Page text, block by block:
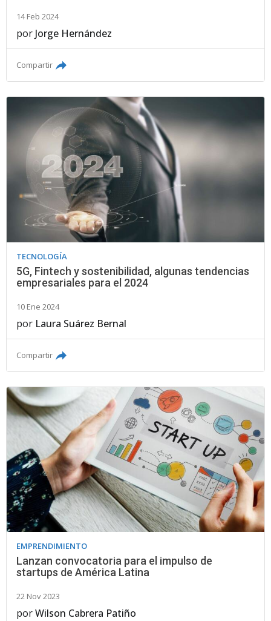
14 Feb 2024
por Jorge Hernández
Compartir
TECNOLOGÍA
5G, Fintech y sostenibilidad, algunas tendencias
empresariales para el 2024
10 Ene 2024
por Laura Suárez Bernal
Compartir
EMPRENDIMIENTO
Lanzan convocatoria para el impulso de
startups de América Latina
22 Nov 2023
porWilson Cabrera Patiño